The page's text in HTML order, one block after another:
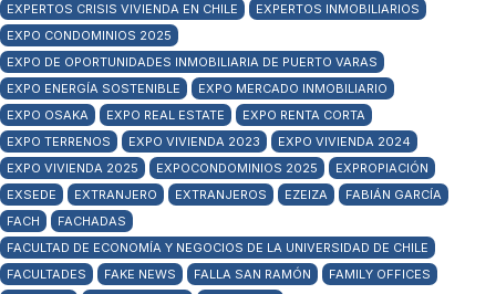
EXPERTOS CRISIS VIVIENDA EN CHILE
EXPERTOS INMOBILIARIOS
EXPO CONDOMINIOS 2025
EXPO DE OPORTUNIDADES INMOBILIARIA DE PUERTO VARAS
EXPO ENERGÍA SOSTENIBLE
EXPO MERCADO INMOBILIARIO
EXPO OSAKA
EXPO REAL ESTATE
EXPO RENTA CORTA
EXPO TERRENOS
EXPO VIVIENDA 2023
EXPO VIVIENDA 2024
EXPO VIVIENDA 2025
EXPOCONDOMINIOS 2025
EXPROPIACIÓN
EXSEDE
EXTRANJERO EXTRANJEROS EZEIZA
FABIÁN GARCÍA
FACH
FACHADAS
FACULTAD DE ECONOMÍA Y NEGOCIOS DE LA UNIVERSIDAD DE CHILE
FACULTADES
FAKE NEWS FALLA SAN RAMÓN
FAMILY OFFICES